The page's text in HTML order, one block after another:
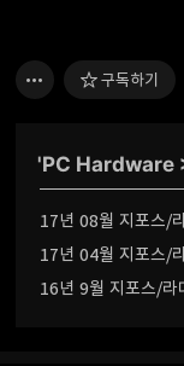
구독하기
'PC Hardware
17년 08월 지포스/
17년 04월 지포스/
16년 9월 지포스/라